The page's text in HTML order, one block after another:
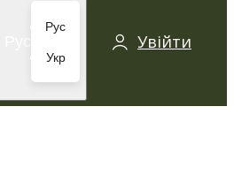
Рус
Укр
Увійти